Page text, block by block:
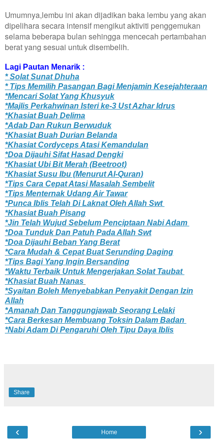
Umumnya,lembu ini akan dijadikan baka lembu yang akan
dipelihara secara intensif mengikut aktiviti penggemukan
selama beberapa bulan sehingga mencecah pertambahan
berat yang sesuai untuk disembelih.
Lagi Pautan Menarik :
* Solat Sunat Dhuha
* Tips Memilih Pasangan Bagi Menjamin Kesejahteraan
*Mencari Solat Yang Khusyuk
*Majlis Perkahwinan Isteri ke-3 Ust Azhar Idrus
*Khasiat Buah Delima
*Adab Dan Rukun Berwuduk
*Khasiat Buah Durian Belanda
*Khasiat Cordyceps Atasi Kemandulan
*Doa Dijauhi Sifat Hasad Dengki
*Khasiat Ubi Bit Merah (Beetroot)
*Khasiat Susu Ibu (Menurut Al-Quran)
*Tips Cara Cepat Atasi Masalah Sembelit
*Tips Menternak Udang Air Tawar
*Punca Iblis Telah Di Laknat Oleh Allah Swt
*Khasiat Buah Pisang
*Jin Telah Wujud Sebelum Penciptaan Nabi Adam
*Doa Tunduk Dan Patuh Pada Allah Swt
*Doa Dijauhi Beban Yang Berat
*Cara Mudah & Cepat Buat Serunding Daging
*Tips Bagi Yang Ingin Bersanding
*Waktu Terbaik Untuk Mengerjakan Solat Taubat
*Khasiat Buah Nanas
*Syaitan Boleh Menyebabkan Penyakit Dengan Izin
Allah
*Amanah Dan Tanggungjawab Seorang Lelaki
*Cara Berkesan Membuang Toksin Dalam Badan
*Nabi Adam Di Pengaruhi Oleh Tipu Daya Iblis
Share
‹ ›
Home